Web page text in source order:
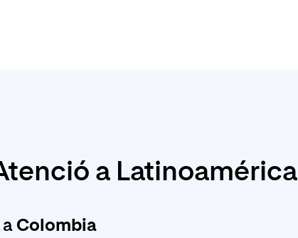
a Latinoamérica
Colombia